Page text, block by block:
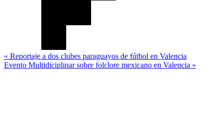
Navegación
de
« Reportaje a dos clubes paraguayos de fútbol en Valencia
Evento Multidiciplinar sobre folclore mexicano en Valencia »